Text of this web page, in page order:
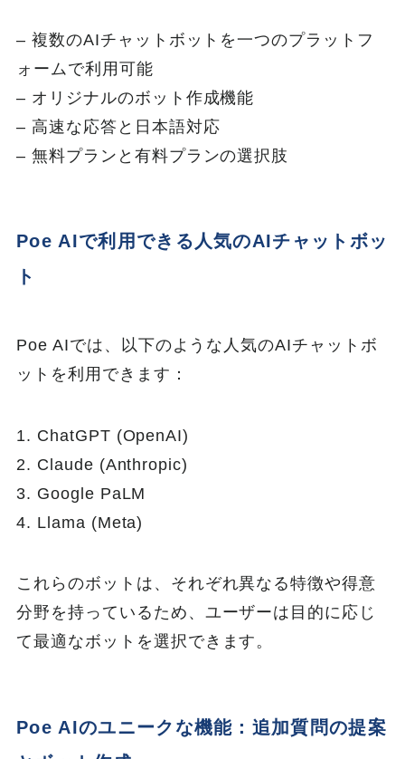
– 複数のAIチャットボットを一つのプラットフ
ォームで利用可能
– オリジナルのボット作成機能
– 高速な応答と日本語対応
– 無料プランと有料プランの選択肢
Poe AIで利用できる人気のAIチャットボッ
ト
Poe AIでは、以下のような人気のAIチャットボ
ットを利用できます：
1. ChatGPT (OpenAI)
2. Claude (Anthropic)
3. Google PaLM
4. Llama (Meta)
これらのボットは、それぞれ異なる特徴や得意
分野を持っているため、ユーザーは目的に応じ
て最適なボットを選択できます。
Poe AIのユニークな機能：追加質問の提案